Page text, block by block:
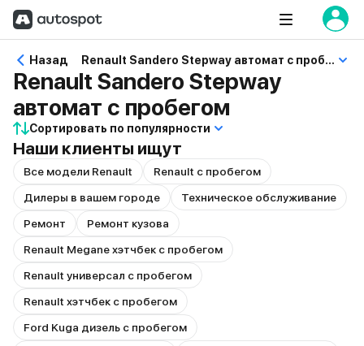
Назад Renault Sandero Stepway автомат с пробегом
Renault Sandero Stepway
автомат с пробегом
Сортировать по популярности
Наши клиенты ищут
Все модели Renault
Renault с пробегом
Дилеры в вашем городе
Техническое обслуживание
Ремонт
Ремонт кузова
Renault Megane хэтчбек с пробегом
Renault универсал с пробегом
Renault хэтчбек с пробегом
Ford Kuga дизель с пробегом